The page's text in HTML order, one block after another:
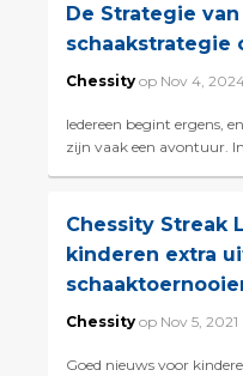
De Strategie
schaakstrategie
Chessity op Nov 4,
Iedereen begint ergens,
zijn vaak een avontuur.
Chessity Streak
kinderen extra
Chessity op Nov 5, 2021
Goed nieuws voor